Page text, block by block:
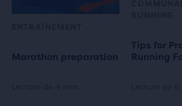
Marathon preparation
Tips for
Running